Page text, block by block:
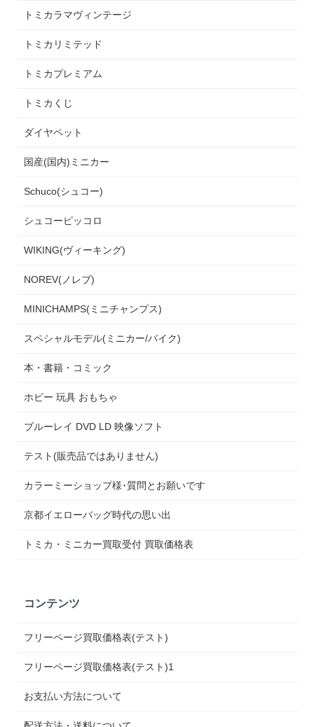
トミカラマヴィンテージ
トミカリミテッド
トミカプレミアム
トミカくじ
ダイヤペット
国産(国内)ミニカー
Schuco(シュコー)
シュコーピッコロ
WIKING(ヴィーキング)
NOREV(ノレブ)
MINICHAMPS(ミニチャンプス)
スペシャルモデル(ミニカー/バイク)
本・書籍・コミック
ホビー 玩具 おもちゃ
ブルーレイ DVD LD 映像ソフト
テスト(販売品ではありません)
カラーミーショップ様･質問とお願いです
京都イエローバッグ時代の思い出
トミカ・ミニカー買取受付 買取価格表
コンテンツ
フリーページ買取価格表(テスト)
フリーページ買取価格表(テスト)1
お支払い方法について